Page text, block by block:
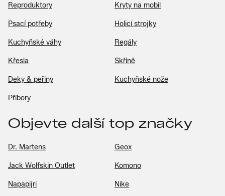
Reproduktory Kryty na mobil
Psací potřeby Holicí strojky
Kuchyňské váhy Regály
Křesla Skříně
Deky & peřiny Kuchyňské nože
Příbory
Objevte další top značky
Dr. Martens Geox
Jack Wolfskin Outlet Komono
Napapijri Nike